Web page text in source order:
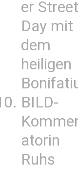
er Street
Day mit
dem
heiligen
BILD-
atorin
Ruhs